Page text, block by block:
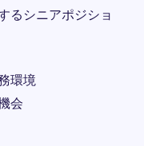
るシニアポジショ
環境
会